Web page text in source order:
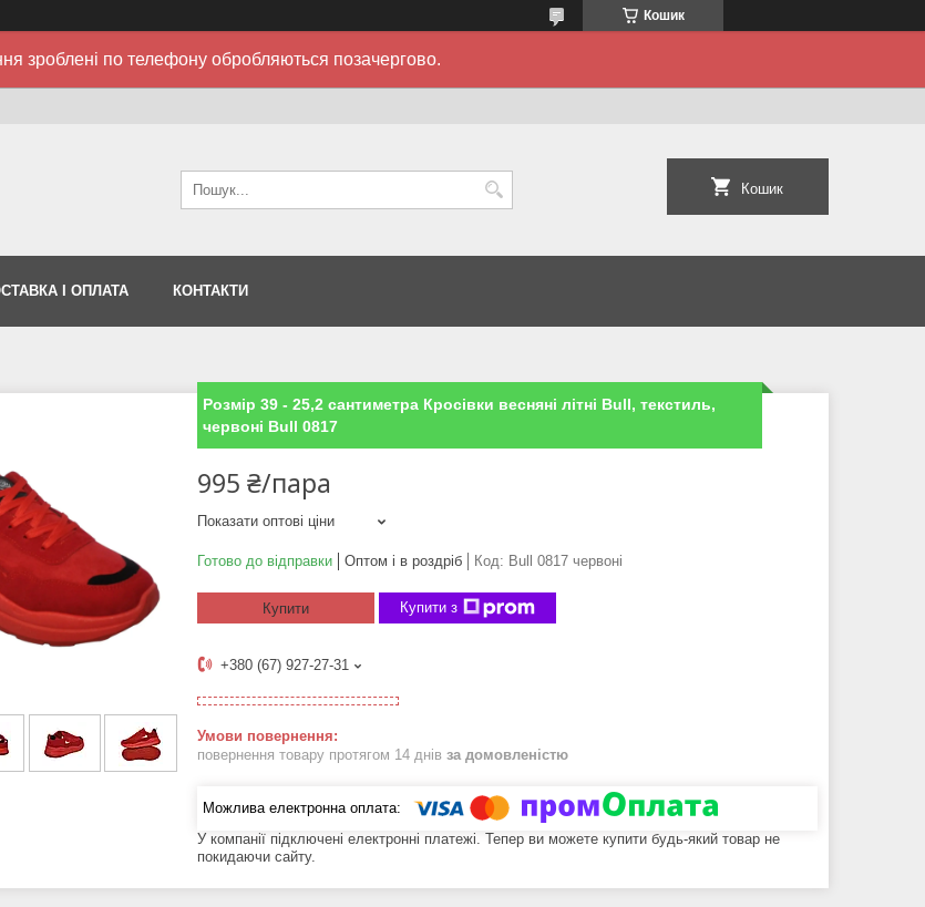
Кошик
зроблені по телефону обробляються позачергово.
Кошик
І ОПЛАТА КОНТАКТИ
Розмір 39 - 25,2 сантиметра Кросівки весняні літні Bull, текстиль,
червоні Bull 0817
995 ₴/пара
Показати оптові ціни
Готово до відправки Оптом і в роздріб Код: Bull 0817 червоні
Купити Купити з
+380 (67) 927-27-31
повернення товару протягом 14 днів за домовленістю
У компанії підключені електронні платежі. Тепер ви можете купити будь-який товар не
покидаючи сайту.